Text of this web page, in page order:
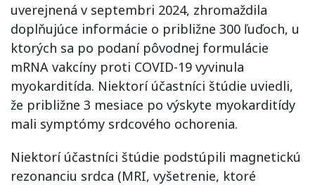
uverejnená v septembri 2024, zhromaždila
doplňujúce informácie o približne 300 ľuďoch, u
ktorých sa po podaní pôvodnej formulácie
mRNA vakcíny proti COVID-19 vyvinula
myokarditída. Niektorí účastníci štúdie uviedli,
že približne 3 mesiace po výskyte myokarditídy
mali symptómy srdcového ochorenia.
Niektorí účastníci štúdie podstúpili magnetickú
rezonanciu srdca (MRI, vyšetrenie, ktoré